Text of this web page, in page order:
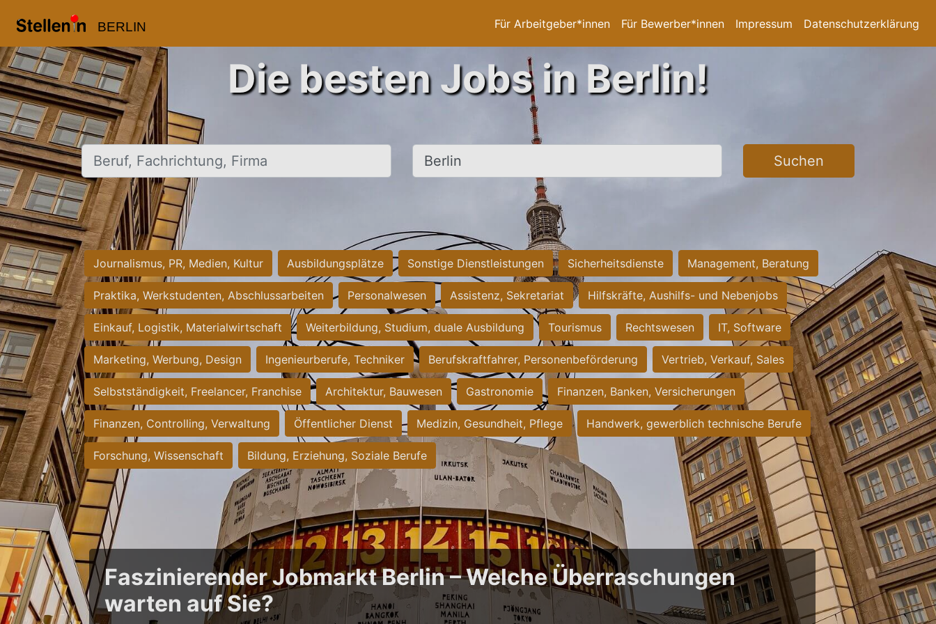
BERLIN Für Arbeitgeber*innen Für Bewerber*innen Impressum Datenschutzerklärung
Die besten Jobs in Berlin!
Beruf, Fachrichtung, Firma Ort, Stadt Suchen
Journalismus, PR, Medien, Kultur Ausbildungsplätze Sonstige Dienstleistungen Sicherheitsdienste Management, Beratung
Praktika, Werkstudenten, Abschlussarbeiten Personalwesen Assistenz, Sekretariat Hilfskräfte, Aushilfs- und Nebenjobs
Einkauf, Logistik, Materialwirtschaft Weiterbildung, Studium, duale Ausbildung Tourismus Rechtswesen IT, Software
Marketing, Werbung, Design Ingenieurberufe, Techniker Berufskraftfahrer, Personenbeförderung Vertrieb, Verkauf, Sales
Selbstständigkeit, Freelancer, Franchise Architektur, Bauwesen Gastronomie Finanzen, Banken, Versicherungen
Finanzen, Controlling, Verwaltung Öffentlicher Dienst Medizin, Gesundheit, Pflege Handwerk, gewerblich technische Berufe
Forschung, Wissenschaft Bildung, Erziehung, Soziale Berufe
Faszinierender Jobmarkt Berlin – Welche Überraschungen
warten auf Sie?